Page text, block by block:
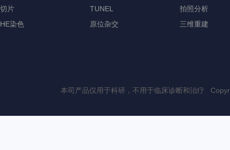
切片
HE染色
TUNEL
原位杂交
拍照分析
三维重建
本司产品仅用于科研，不用于临床诊断和治疗